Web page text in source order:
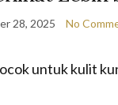
28, 2025 No